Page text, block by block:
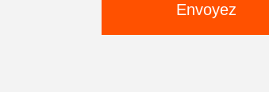
Envoyez